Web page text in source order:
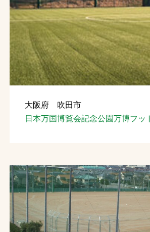
大阪府 吹田市
日本万国博覧会記念公園万博フッ